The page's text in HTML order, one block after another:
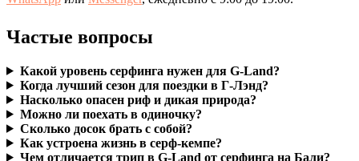
Частые вопросы
Какой уровень серфинга нужен для G-Land?
Когда лучший сезон для поездки в Г-Лэнд?
Насколько опасен риф и дикая природа?
Можно ли поехать в одиночку?
Сколько досок брать с собой?
Как устроена жизнь в серф-кемпе?
Чем отличается трип в G-Land от серфинга на Бали?